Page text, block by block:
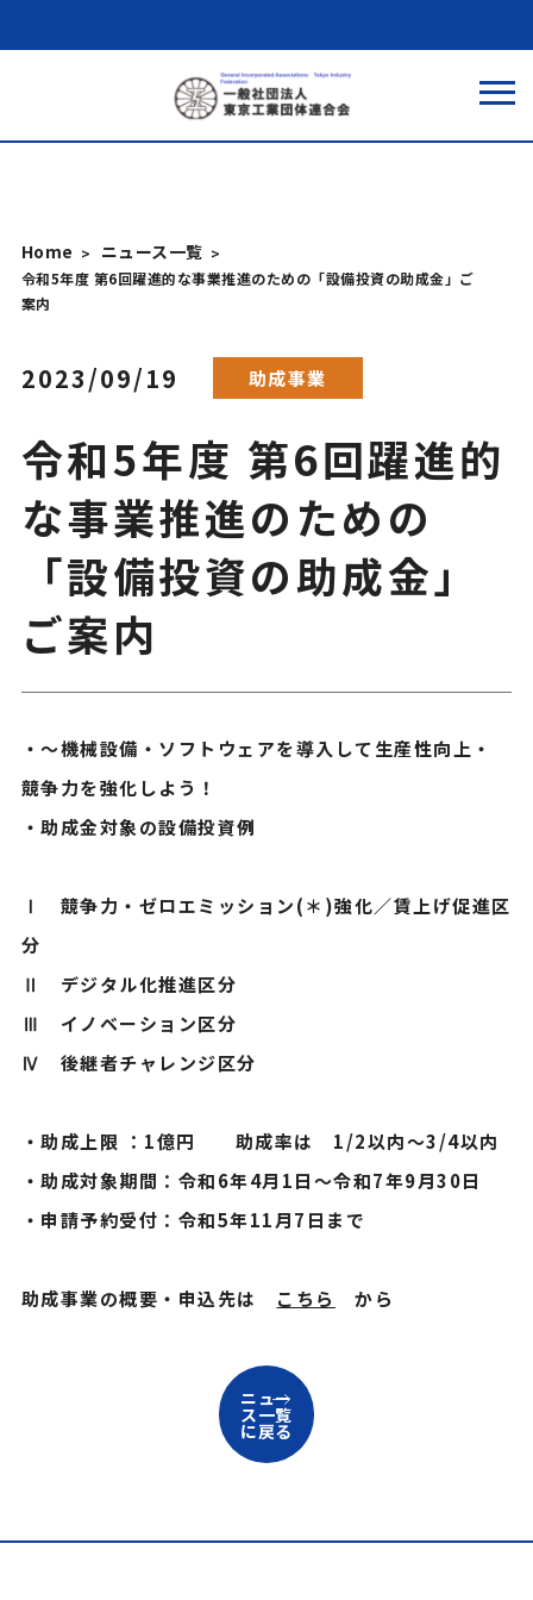
Home ニュース一覧
令和5年度 第6回躍進的な事業推進のための「設備投資の助成金」ご
案内
2023/09/19 助成事業
令和5年度 第6回躍進的
な事業推進のための
「設備投資の助成金」
ご案内
・～機械設備・ソフトウェアを導入して生産性向上・
競争力を強化しよう！
・助成金対象の設備投資例
Ⅰ 競争力・ゼロエミッション(＊)強化／賃上げ促進区
分
Ⅱ デジタル化推進区分
Ⅲ イノベーション区分
Ⅳ 後継者チャレンジ区分
・助成上限 ：1億円 助成率は 1/2以内～3/4以内
・助成対象期間：令和6年4月1日～令和7年9月30日
・申請予約受付：令和5年11月7日まで
助成事業の概要・申込先は こちら から
ニュー
ス一覧
に戻る